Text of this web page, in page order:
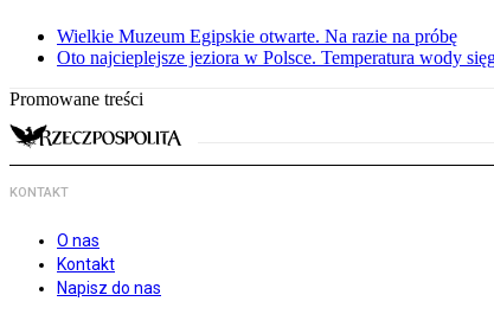
Wielkie Muzeum Egipskie otwarte. Na razie na próbę
Oto najcieplejsze jeziora w Polsce. Temperatura wody
Promowane treści
KONTAKT
O nas
Kontakt
Napisz do nas